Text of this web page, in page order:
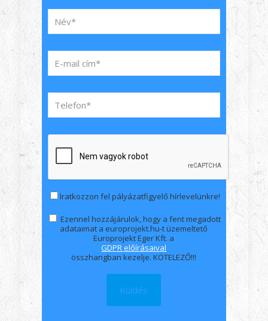
Iratkozzon fel pályázatfigyelő hírlevelünkre!
Ezennel hozzájárulok, hogy a fent megadott
adataimat a europrojekt.hu-t üzemeltető
Europrojekt Eger Kft. a
GDPR előírásaival
összhangban kezelje. KÖTELEZŐ!!!